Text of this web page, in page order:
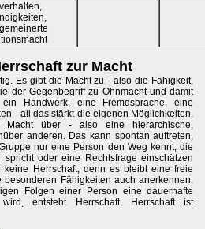
zur Macht
Es gibt die Macht zu - also die Fähigkeit,
der Gegenbegriff zu Ohnmacht und damit
Handwerk, eine Fremdsprache, eine
- all das stärkt die eigenen Möglichkeiten.
über - also eine hierarchische,
anderen. Das kann spontan auftreten,
nur eine Person den Weg kennt, die
spricht oder eine Rechtsfrage einschätzen
keine Herrschaft, denn es bleibt eine freie
Fähigkeiten auch anerkennen.
Folgen einer Person eine dauerhafte
entsteht Herrschaft. Herrschaft ist